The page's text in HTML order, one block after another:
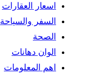
اسعار العقارات
السفر والسياحة
الصحة
الوان دهانات
اهم المعلومات